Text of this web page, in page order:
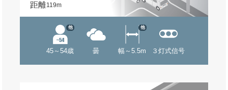
距離119m
45～54歳
他
曇 幅～5.5m
他
３灯式信号